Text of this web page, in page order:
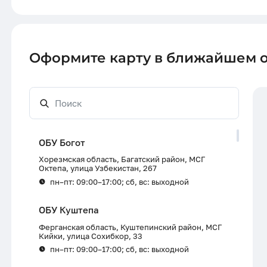
Оформите карту в ближайшем
ОБУ Богот
Хорезмская область, Багатский район, МСГ
Октепа, улица Узбекистан, 267
пн–пт: 09:00–17:00; сб, вс: выходной
ОБУ Куштепа
Ферганская область, Куштепинский район, МСГ
Кийки, улица Сохибкор, 33
пн–пт: 09:00–17:00; сб, вс: выходной